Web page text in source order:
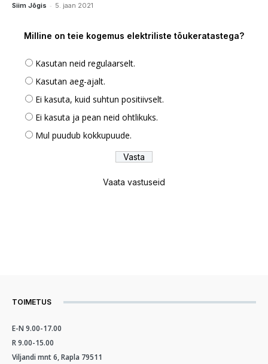
Siim Jõgis - 5. jaan 2021
Milline on teie kogemus elektriliste tõukeratastega?
Kasutan neid regulaarselt.
Kasutan aeg-ajalt.
Ei kasuta, kuid suhtun positiivselt.
Ei kasuta ja pean neid ohtlikuks.
Mul puudub kokkupuude.
Vaata vastuseid
TOIMETUS
E-N 9.00-17.00
R 9.00-15.00
Viljandi mnt 6, Rapla 79511